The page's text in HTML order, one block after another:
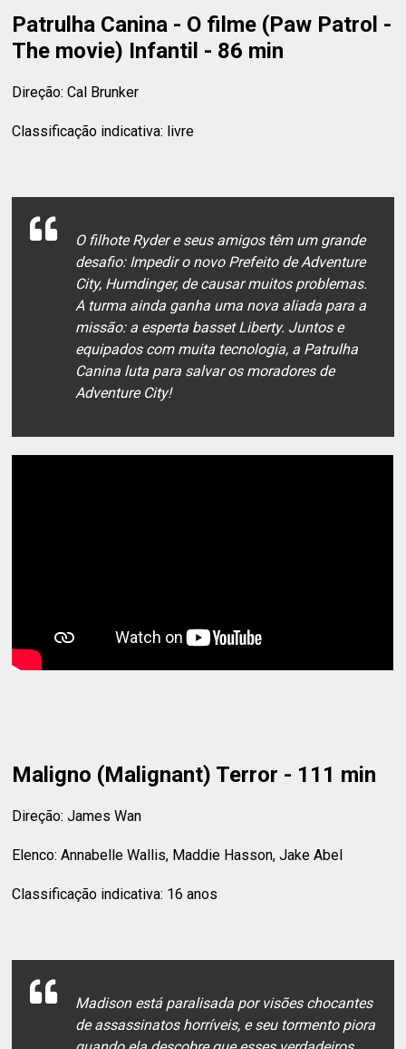
Patrulha Canina - O filme (Paw Patrol -
The movie) Infantil - 86 min
Direção: Cal Brunker
Classificação indicativa: livre
O filhote Ryder e seus amigos têm um grande
desafio: Impedir o novo Prefeito de Adventure
City, Humdinger, de causar muitos problemas.
A turma ainda ganha uma nova aliada para a
missão: a esperta basset Liberty. Juntos e
equipados com muita tecnologia, a Patrulha
Canina luta para salvar os moradores de
Adventure City!
Maligno (Malignant) Terror - 111 min
Direção: James Wan
Elenco: Annabelle Wallis, Maddie Hasson, Jake Abel
Classificação indicativa: 16 anos
Madison está paralisada por visões chocantes
de assassinatos horríveis, e seu tormento piora